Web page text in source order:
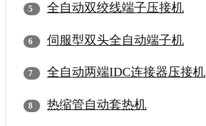
全自动双绞线端子压接机
伺服型双头全自动端子机
全自动两端IDC连接器压接机
热缩管自动套热机